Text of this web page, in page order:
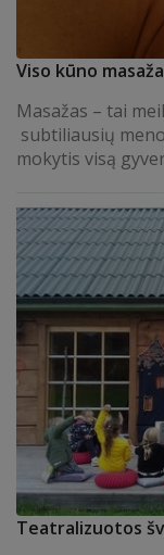
Viso kūno
Masažas – tai
subtiliausių
mokytis visą
Teatralizuotos